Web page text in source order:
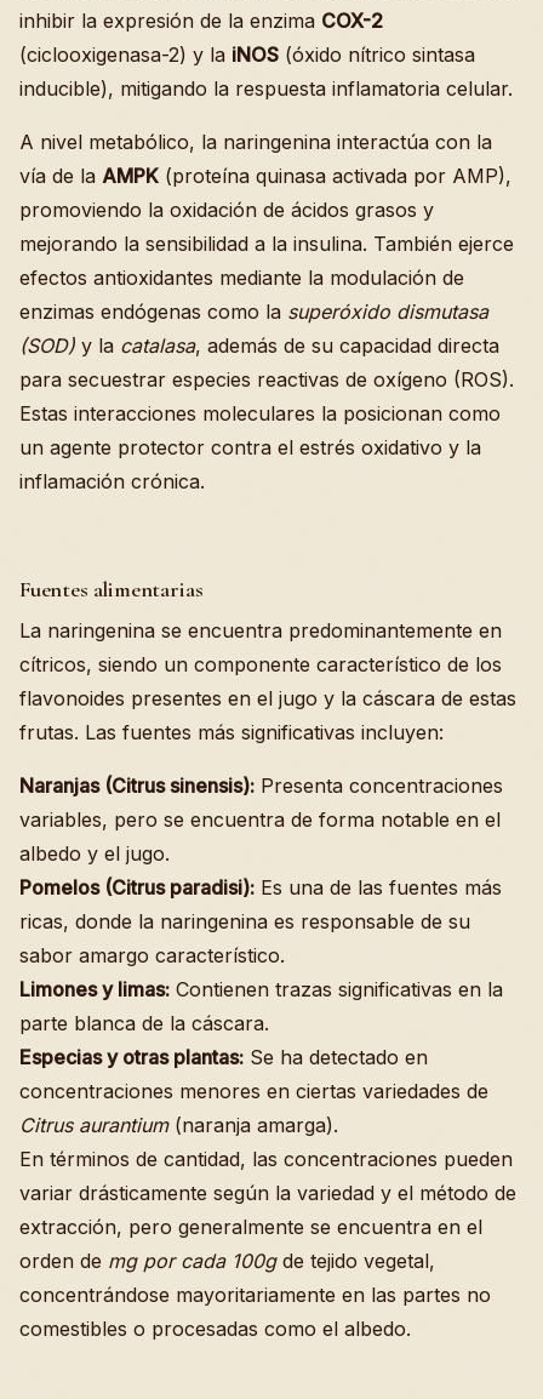
inhibir la expresión de la enzima COX-2
(ciclooxigenasa-2) y la iNOS (óxido nítrico sintasa
inducible), mitigando la respuesta inflamatoria celular.
A nivel metabólico, la naringenina interactúa con la
vía de la AMPK (proteína quinasa activada por AMP),
promoviendo la oxidación de ácidos grasos y
mejorando la sensibilidad a la insulina. También ejerce
efectos antioxidantes mediante la modulación de
enzimas endógenas como la superóxido dismutasa
(SOD) y la catalasa, además de su capacidad directa
para secuestrar especies reactivas de oxígeno (ROS).
Estas interacciones moleculares la posicionan como
un agente protector contra el estrés oxidativo y la
inflamación crónica.
Fuentes alimentarias
La naringenina se encuentra predominantemente en
cítricos, siendo un componente característico de los
flavonoides presentes en el jugo y la cáscara de estas
frutas. Las fuentes más significativas incluyen:
Naranjas (Citrus sinensis): Presenta concentraciones
variables, pero se encuentra de forma notable en el
albedo y el jugo.
Pomelos (Citrus paradisi): Es una de las fuentes más
ricas, donde la naringenina es responsable de su
sabor amargo característico.
Limones y limas: Contienen trazas significativas en la
parte blanca de la cáscara.
Especias y otras plantas: Se ha detectado en
concentraciones menores en ciertas variedades de
Citrus aurantium(naranja amarga).
En términos de cantidad, las concentraciones pueden
variar drásticamente según la variedad y el método de
extracción, pero generalmente se encuentra en el
orden de mg por cada 100gde tejido vegetal,
concentrándose mayoritariamente en las partes no
comestibles o procesadas como el albedo.